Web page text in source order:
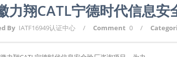
力翔CATL宁德时代信息安
By IATF16949认证中心 / Comment 0 /